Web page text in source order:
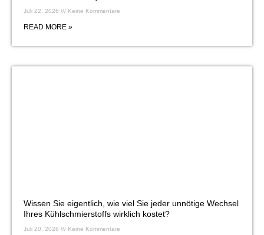
Juli 22, 2026 Keine Kommentare
READ MORE »
Wissen Sie eigentlich, wie viel Sie jeder unnötige Wechsel
Ihres Kühlschmierstoffs wirklich kostet?
Juli 20, 2026 Keine Kommentare